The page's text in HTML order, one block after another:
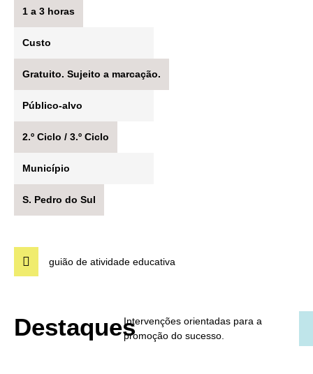
1 a 3 horas
Custo
Gratuito. Sujeito a marcação.
Público-alvo
2.º Ciclo / 3.º Ciclo
Município
S. Pedro do Sul
guião de atividade educativa
DestaquesIntervenções orientadas para a
promoção do sucesso.